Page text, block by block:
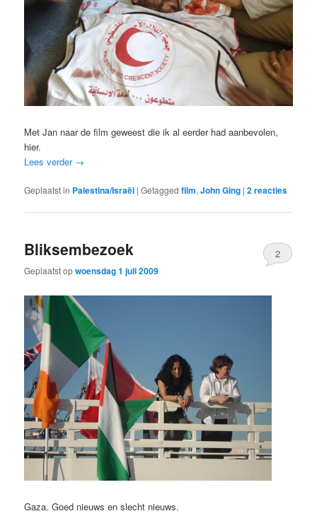
Met Jan naar de film geweest die ik al eerder had aanbevolen,
hier.
Lees verder →
Geplaatst in Palestina/Israël |Getagged film,John Ging |2reacties
Bliksembezoek
Geplaatst opwoensdag 1 juli 2009
2
Gaza. Goed nieuws en slecht nieuws.